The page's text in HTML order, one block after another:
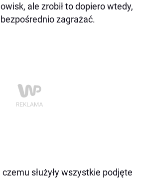
ale zrobił to dopiero wtedy,
zagrażać.
służyły wszystkie podjęte